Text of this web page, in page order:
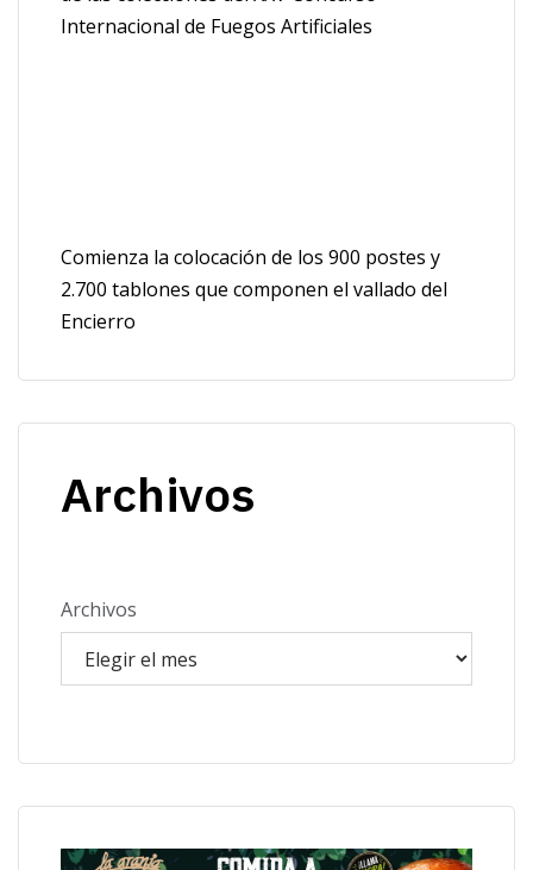
Internacional de Fuegos Artificiales
Comienza la colocación de los 900 postes y
2.700 tablones que componen el vallado del
Encierro
Archivos
Archivos